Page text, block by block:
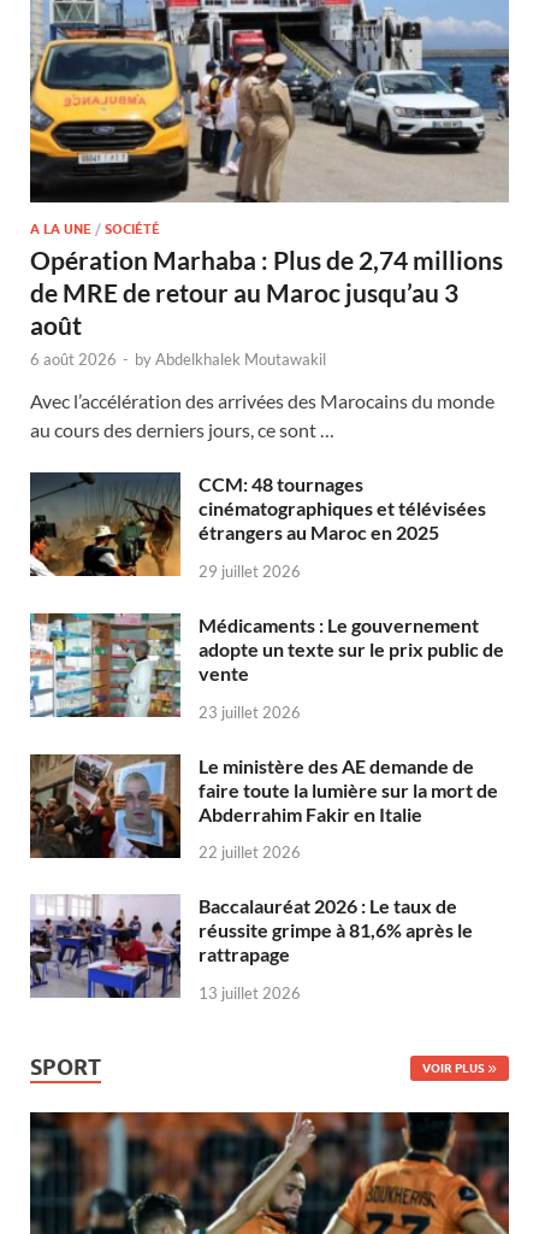
A LA UNE / SOCIÉTÉ
Opération Marhaba : Plus de 2,74 millions
de MRE de retour au Maroc jusqu’au 3
août
6 août 2026 - byAbdelkhalek Moutawakil
Avec l’accélération des arrivées des Marocains du monde
au cours des derniers jours, ce sont …
CCM: 48 tournages
cinématographiques et télévisées
étrangers au Maroc en 2025
29 juillet 2026
Médicaments : Le gouvernement
adopte un texte sur le prix public de
vente
23 juillet 2026
Le ministère des AE demande de
faire toute la lumière sur la mort de
Abderrahim Fakir en Italie
22 juillet 2026
Baccalauréat 2026 : Le taux de
réussite grimpe à 81,6% après le
rattrapage
13 juillet 2026
SPORT VOIR PLUS